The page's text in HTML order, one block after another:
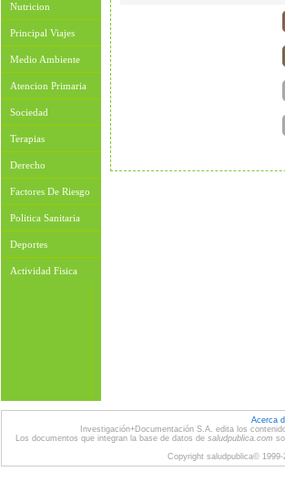
Nutricion
Principal Viajes
Medio Ambiente
Atencion Primaria
Sociedad
Terapias
Derecho
Factores De Riesgo
Politica Sanitaria
Deportes
Actividad Fisica
Acerca
Investigación+Documentación S.A. edita los
Los documentos que integran la base de datos de saludpublica.com
Copyright saludpublica©